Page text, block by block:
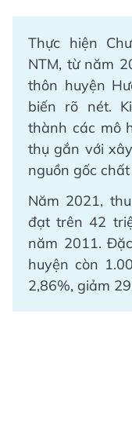
Thực hiện
NTM, từ năm
thôn huyện
biến rõ nét.
thành các mô
thụ gắn với
nguồn gốc
Năm 2021,
đạt trên 42
năm 2011.
huyện còn
2,86%, giảm